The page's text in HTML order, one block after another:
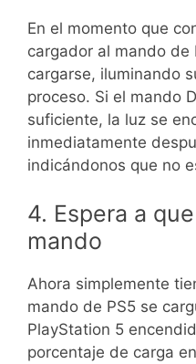
En el momento que
cargador al mando de
cargarse, iluminando
proceso. Si el mando
suficiente, la luz se
inmediatamente
indicándonos que no
4. Espera a
mando
Ahora simplemente
mando de PS5 se
PlayStation 5
porcentaje de carga